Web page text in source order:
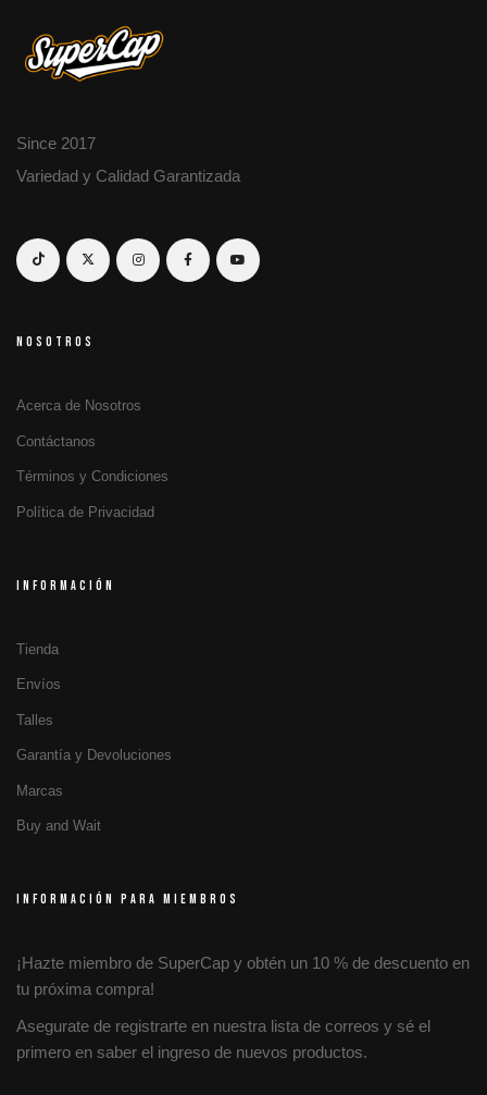
Since 2017
Variedad y Calidad Garantizada
NOSOTROS
Acerca de Nosotros
Contáctanos
Términos y Condiciones
Política de Privacidad
INFORMACIÓN
Tienda
Envíos
Talles
Garantía y Devoluciones
Marcas
Buy and Wait
INFORMACIÓN PARA MIEMBROS
¡Hazte miembro de SuperCap y obtén un 10 % de descuento en
tu próxima compra!
Asegurate de registrarte en nuestra lista de correos y sé el
primero en saber el ingreso de nuevos productos.